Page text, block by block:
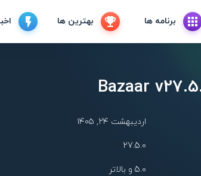
برنامه ها بهترین ها
اردیبهشت ۲۴, ۱۴۰۵
27.5.0
5.0 و بالاتر